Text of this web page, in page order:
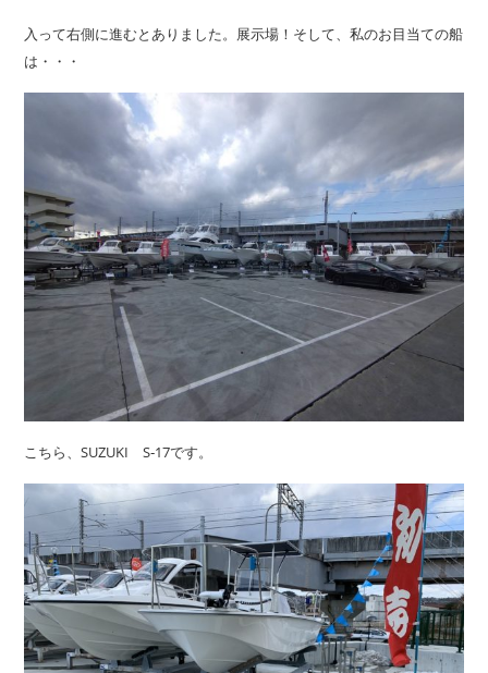
入って右側に進むとありました。展示場！そして、私のお目当ての船
は・・・
こちら、SUZUKI S‐17です。